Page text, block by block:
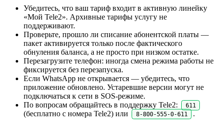
Убедитесь, что ваш тариф входит в активную линейку
«Мой Tele2». Архивные тарифы услугу не
поддерживают.
Проверьте, прошло ли списание абонентской платы —
пакет активируется только после фактического
обнуления баланса, а не просто при низком остатке.
Перезагрузите телефон: иногда смена режима работы не
фиксируется без перезапуска.
Если WhatsApp не открывается — убедитесь, что
приложение обновлено. Устаревшие версии могут не
подключаться к сети в SOS-режиме.
По вопросам обращайтесь в поддержку Tele2:
611
(бесплатно с номера Tele2) или 8-800-555-0-611 .